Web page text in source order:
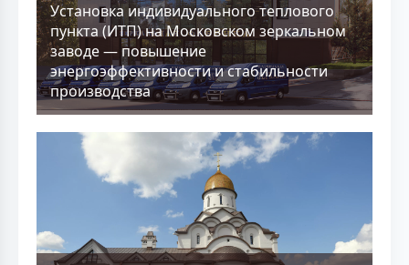
Установка индивидуального теплового
пункта (ИТП) на Московском зеркальном
заводе — повышение
энергоэффективности и стабильности
производства